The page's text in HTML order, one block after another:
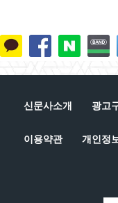
신문사소개 광고
이용약관 개인정